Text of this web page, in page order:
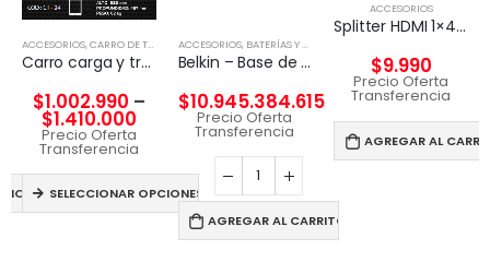
ACCESORIOS,CARRO DE TECNOLGÍA
Carro carga y transporte para Tablet
$1.002.990 –
$1.410.000
Precio Oferta
Transferencia
SELECCIONAR OPCIONES
ACCESORIOS, BATERÍAS Y CARGADORES
Belkin – Base de carga inalámbrica – Fast Charge – blanco – para Apple Watch
$10.945.384.615
Precio Oferta
Transferencia
AGREGAR AL CARRITO
ACCESORIOS
Splitter HDMI 1×4 4k UHD 2k Full HD c/fuente 4 pantallas
$9.990
Precio Oferta
Transferencia
AGREGAR AL